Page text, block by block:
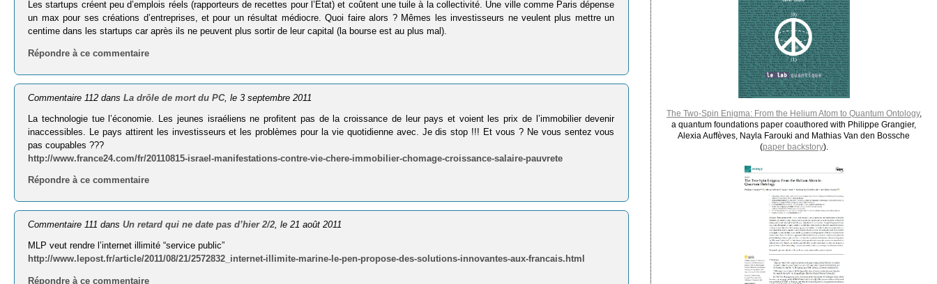
Les startups créent peu d’emplois réels (rapporteurs de recettes pour l’Etat) et coûtent une tuile à la collectivité. Une ville comme Paris dépense
un max pour ses créations d’entreprises, et pour un résultat médiocre. Quoi faire alors ? Mêmes les investisseurs ne veulent plus mettre un
centime dans les startups car après ils ne peuvent plus sortir de leur capital (la bourse est au plus mal).
Répondre à ce commentaire
Commentaire 112 dansLa drôle de mort du PC, le 3 septembre 2011
La technologie tue l’économie. Les jeunes israéliens ne profitent pas de la croissance de leur pays et voient les prix de l’immobilier devenir
inaccessibles. Le pays attirent les investisseurs et les problèmes pour la vie quotidienne avec. Je dis stop !!! Et vous ? Ne vous sentez vous
pas coupables ???
http://www.france24.com/fr/20110815-israel-manifestations-contre-vie-chere-immobilier-chomage-croissance-salaire-pauvrete
Répondre à ce commentaire
Commentaire 111 dansUn retard qui ne date pas d’hier 2/2, le 21 août 2011
MLP veut rendre l’internet illimité “service public”
http://www.lepost.fr/article/2011/08/21/2572832_internet-illimite-marine-le-pen-propose-des-solutions-innovantes-aux-francais.html
Répondre à ce commentaire
The Two-Spin Enigma: From the Helium Atom to Quantum Ontology,
a quantum foundations paper coauthored with Philippe Grangier,
Alexia Auffèves, Nayla Farouki and Mathias Van den Bossche
(paper backstory).